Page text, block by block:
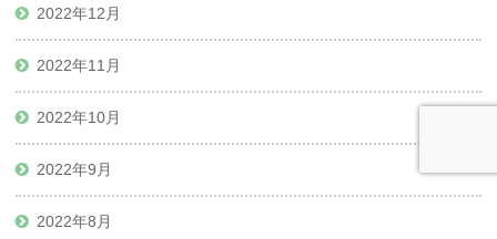
2022年12月
2022年11月
2022年10月
2022年9月
2022年8月